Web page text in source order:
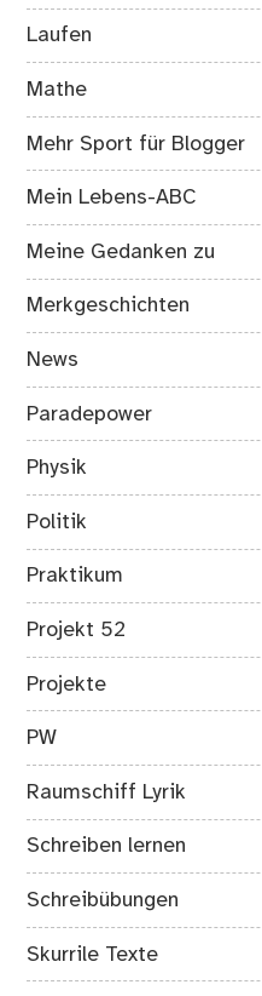
Laufen
Mathe
Mehr Sport für Blogger
Mein Lebens-ABC
Meine Gedanken zu
Merkgeschichten
News
Paradepower
Physik
Politik
Praktikum
Projekt 52
Projekte
PW
Raumschiff Lyrik
Schreiben lernen
Schreibübungen
Skurrile Texte